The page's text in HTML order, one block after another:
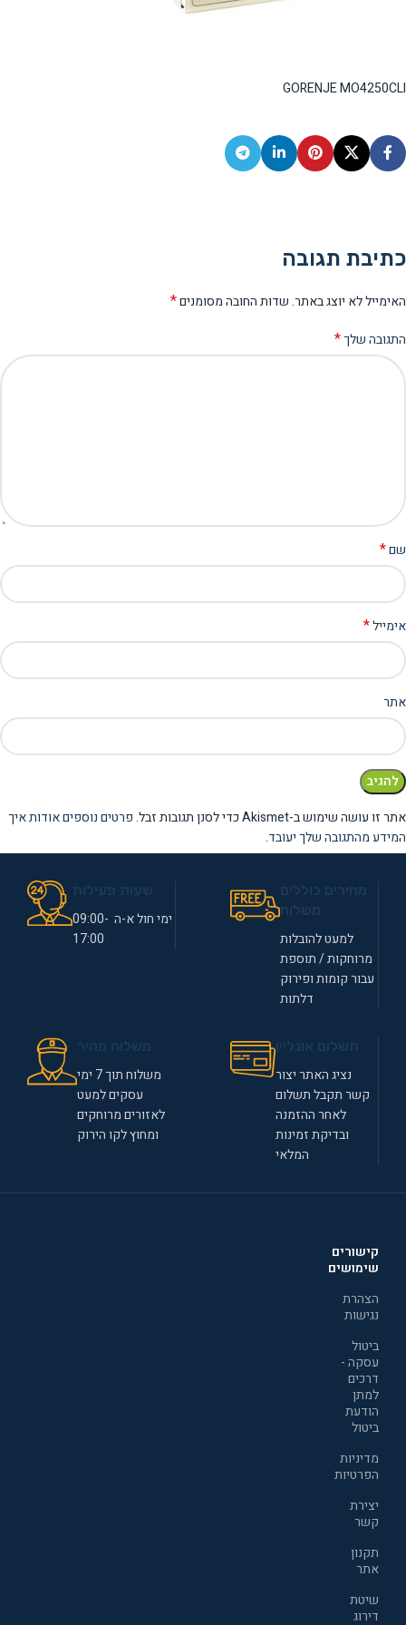
GORENJE MO4250CLI
כתיבת תגובה
האימייל לא יוצג באתר.שדות החובה מסומנים*
התגובה שלך*
שם*
אימייל*
אתר
אתר זו עושה שימוש ב-Akismet כדי לסנן תגובות זבל.
פרטים נוספים אודות איך
המידע מהתגובה שלך יעובד.
למעט להובלות
מרוחקות / תוספת
עבור קומות ופירוק
דלתות
ימי חול א-ה 09:00-
17:00
נציג האתר יצור
קשר תקבל תשלום
לאחר ההזמנה
ובדיקת זמינות
המלאי
משלוח תוך 7 ימי
עסקים למעט
לאזורים מרוחקים
ומחוץ לקו הירוק
קישורים
שימושים
הצהרת
נגישות
ביטול
עסקה -
דרכים
למתן
הודעת
ביטול
מדיניות
הפרטיות
יצירת
קשר
תקנון
אתר
שיטת
דירוג